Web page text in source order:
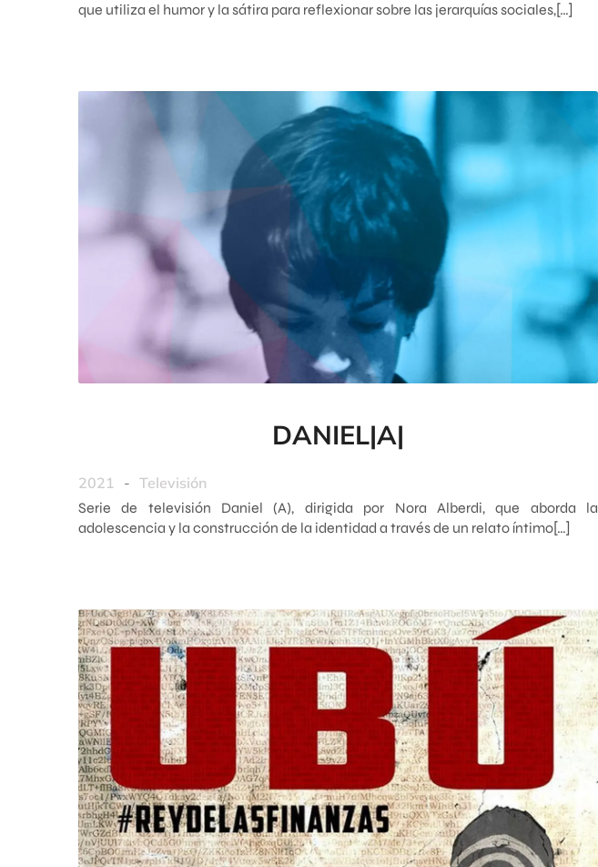
que utiliza el humor y la sátira para reflexionar sobre las jerarquías sociales,[…]
DANIEL|A|
2021 - Televisión
Serie de televisión Daniel (A), dirigida por Nora Alberdi, que aborda la
adolescencia y la construcción de la identidad a través de un relato íntimo[…]